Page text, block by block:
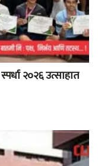
२०२६ उत्साहात